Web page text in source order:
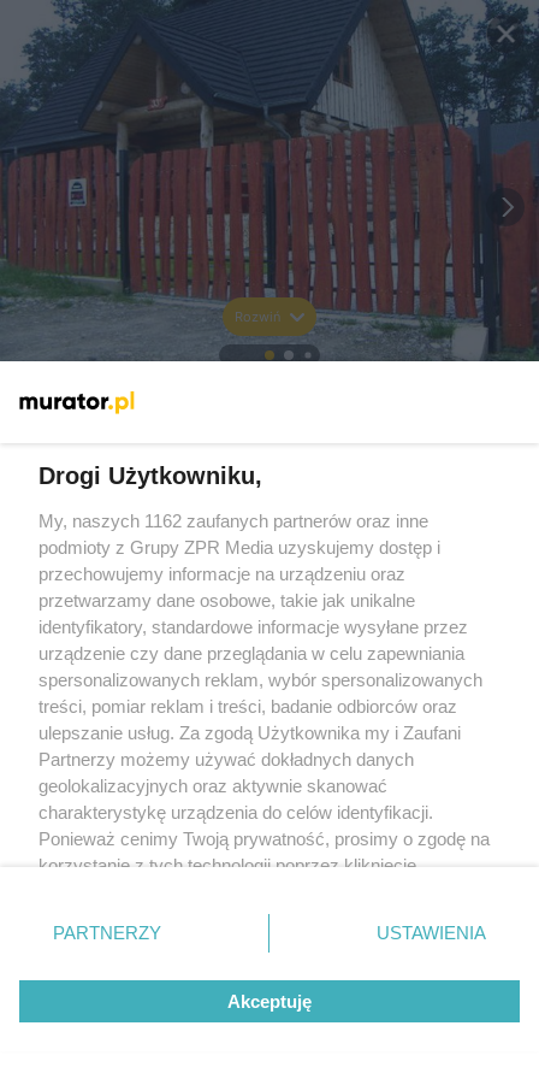
Rozwiń
Drogi Użytkowniku,
My, naszych 1162 zaufanych partnerów oraz inne
podmioty z Grupy ZPR Media uzyskujemy dostęp i
przechowujemy informacje na urządzeniu oraz
przetwarzamy dane osobowe, takie jak unikalne
identyfikatory, standardowe informacje wysyłane przez
urządzenie czy dane przeglądania w celu zapewniania
spersonalizowanych reklam, wybór spersonalizowanych
treści, pomiar reklam i treści, badanie odbiorców oraz
ulepszanie usług. Za zgodą Użytkownika my i Zaufani
Partnerzy możemy używać dokładnych danych
geolokalizacyjnych oraz aktywnie skanować
charakterystykę urządzenia do celów identyfikacji.
Ponieważ cenimy Twoją prywatność, prosimy o zgodę na
korzystanie z tych technologii poprzez kliknięcie
zmienić/wycofać klikając przycisk ustawień prywatności
znajdujący się w lewym dolnym rogu strony
rodzaje przetwarzania danych nie wymagają zgody
użytkownika, ale masz prawo sprzeciwić się takiemu
przetwarzaniu. Preferencje będą miały zastosowanie tylko
PARTNERZY USTAWIENIA
Akceptuję